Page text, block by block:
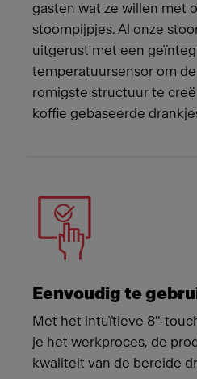
gasten wat ze willen met
stoompijpjes. Al onze
uitgerust met een
temperatuursensor om
romigste structuur te
koffie gebaseerde
Eenvoudig te
Met het intuïtieve 8"-
je het werkproces, de
kwaliteit van de bereide